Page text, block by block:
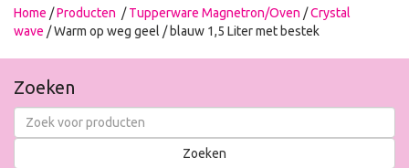
Home /Producten /Tupperware Magnetron/Oven /Crystal
wave / Warm op weg geel / blauw 1,5 Liter met bestek
Zoeken